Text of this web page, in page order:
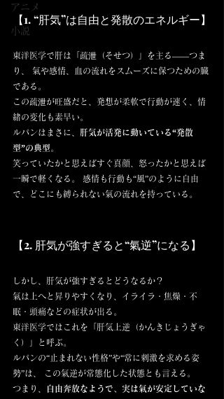
アニメ
小説
【1. “肝気”は自由と発散のエネルギー】
東洋医学で肝は「疏泄（そせつ）」を主る——つま
り、 氣や感情、血の流れをスムーズに保つための臓
である。
この疏泄が旺盛だと、発想が柔軟で行動が速く、情
緒の変化も素早い。
ルパンはまさに、 肝気が活発に動いている“発散
型”の典型 。
笑っていたかと思えばすぐ真顔、怒ったかと思えば
一瞬で軽くなる。 感情も行動も“風”のように自由
で、どこにも縛られない氣の流れを持っている。
【2. 肝気が強すぎると“氣逆”になる】
しかし、肝気が強すぎるとどうなるか？
氣は上へと昇りやすくなり、イライラ・焦燥・不
眠・頭痛などの症状が出る。
東洋医学ではこれを「肝気上逆（かんきじょうぎゃ
く）」と呼ぶ。
ルパンの“止まれない性格”や“常に刺激を求める姿
勢”は、 この氣逆が常態化した状態とも言える。
つまり、
自由奔放なようで、実は氣が安定していな